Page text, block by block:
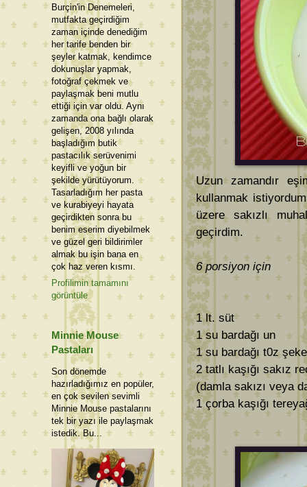
Uzun zamandır
kullanmak
üzere sakızlı
geçirdim.
6 porsiyon için
1 lt. süt
1 su bardağı un
1 su bardağı t0z
2 tatlı kaşığı sakız
(damla sakızı veya
1 çorba kaşığı
Burçin'in Denemeleri,
mutfakta geçirdiğim
zaman içinde denediğim
her tarife benden bir
şeyler katmak, kendimce
dokunuşlar yapmak,
fotoğraf çekmek ve
paylaşmak beni mutlu
ettiği için var oldu. Aynı
zamanda ona bağlı olarak
gelişen, 2008 yılında
başladığım butik
pastacılık serüvenimi
keyifli ve yoğun bir
şekilde yürütüyorum.
Tasarladığım her pasta
ve kurabiyeyi hayata
geçirdikten sonra bu
benim eserim diyebilmek
ve güzel geri bildirimler
almak bu işin bana en
çok haz veren kısmı.
Profilimin tamamını
görüntüle
Minnie Mouse
Pastaları
Son dönemde
hazırladığımız en popüler,
en çok sevilen sevimli
Minnie Mouse pastalarını
tek bir yazı ile paylaşmak
istedik. Bu...